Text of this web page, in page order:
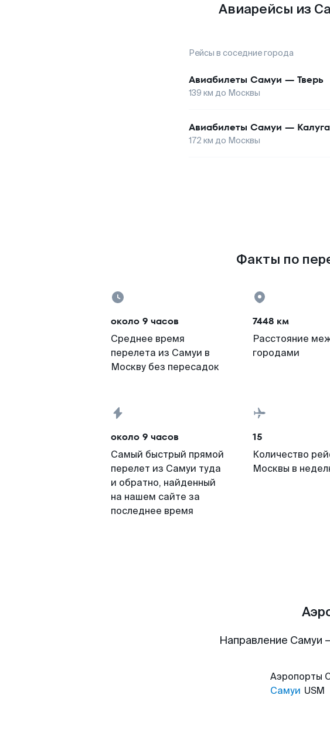
Авиарейсы из
Рейсы в соседние города
Авиабилеты Самуи — Тверь
139 км до Москвы
Авиабилеты Самуи — Калуга
172 км до Москвы
Факты по
около 9 часов
Среднее время
перелета из Самуи в
Москву без пересадок
7448 км
Расстояние
городами
около 9 часов
Самый быстрый прямой
перелет из Самуи туда
и обратно, найденный
на нашем сайте за
последнее время
15
Количество
Москвы в
Направление Самуи
Аэропорты
Самуи USM